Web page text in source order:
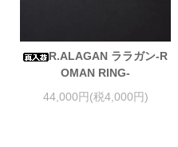
R.ALAGAN ララガン-R
OMAN RING-
44,000円(税4,000円)